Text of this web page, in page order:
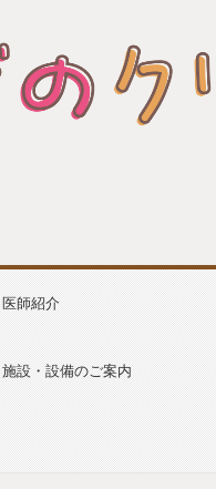
医師紹介
施設・設備のご案内